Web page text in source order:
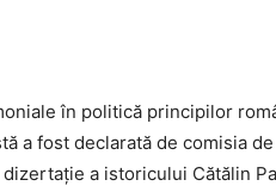
în politică principilor
a fost declarată de comisia
a istoricului Cătălin